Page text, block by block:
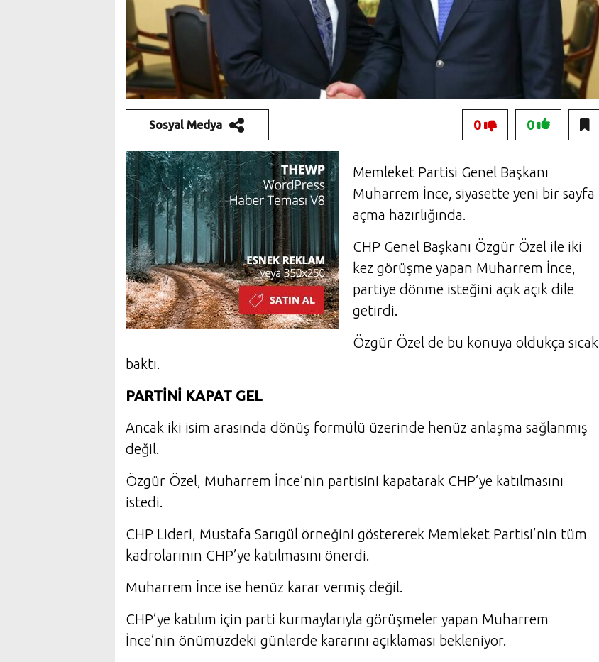
Sosyal Medya 0
0
Memleket Partisi Genel Başkanı
Muharrem İnce, siyasette yeni bir sayfa
açma hazırlığında.
CHP Genel Başkanı Özgür Özel ile iki
kez görüşme yapan Muharrem İnce,
partiye dönme isteğini açık açık dile
getirdi.
Özgür Özel de bu konuya oldukça sıcak
baktı.
PARTİNİ KAPAT GEL
Ancak iki isim arasında dönüş formülü üzerinde henüz anlaşma sağlanmış
değil.
Özgür Özel, Muharrem İnce’nin partisini kapatarak CHP’ye katılmasını
istedi.
CHP Lideri, Mustafa Sarıgül örneğini göstererek Memleket Partisi’nin tüm
kadrolarının CHP’ye katılmasını önerdi.
Muharrem İnce ise henüz karar vermiş değil.
CHP’ye katılım için parti kurmaylarıyla görüşmeler yapan Muharrem
İnce’nin önümüzdeki günlerde kararını açıklaması bekleniyor.